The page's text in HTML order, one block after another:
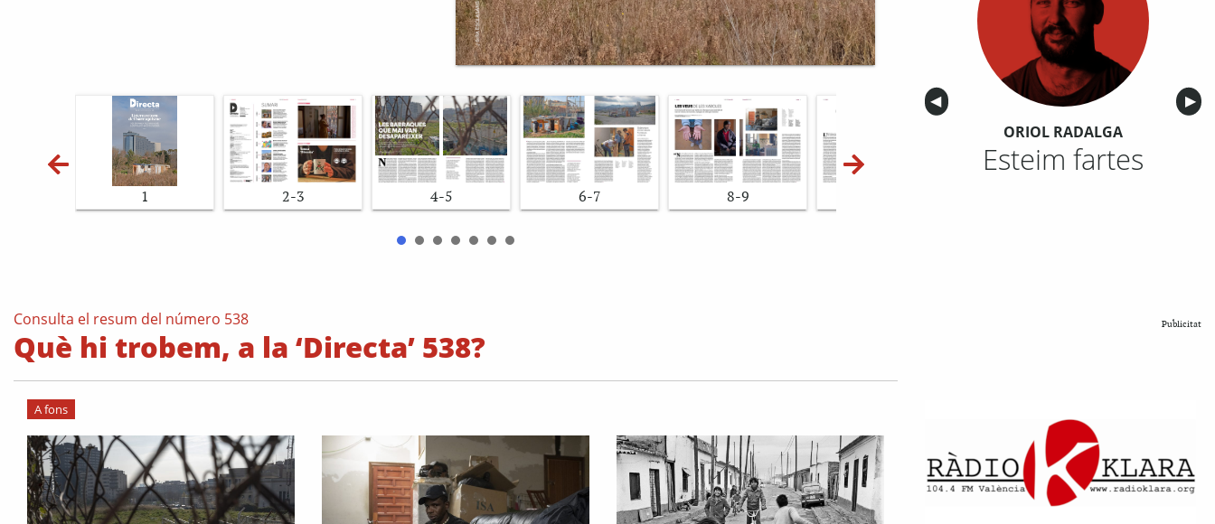
1 2-3 4-5 6-7 8-9
Consulta el resum del número 538
Què hi trobem, a la ‘Directa’ 538?
A fons
Anterior
◀︎ ▶︎
ORIOL RADALGA
Esteim fartes
Publicitat